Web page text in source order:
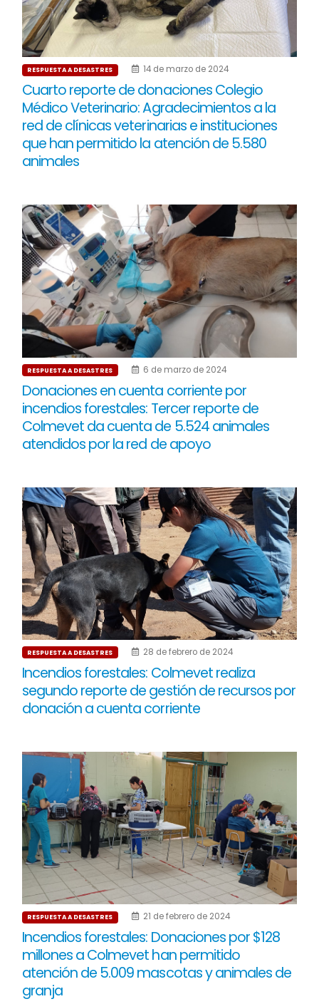
RESPUESTA A DESASTRES 14 de marzo de 2024
Cuarto reporte de donaciones Colegio
Médico Veterinario: Agradecimientos a la
red de clínicas veterinarias e instituciones
que han permitido la atención de 5.580
animales
RESPUESTA A DESASTRES 6 de marzo de 2024
Donaciones en cuenta corriente por
incendios forestales: Tercer reporte de
Colmevet da cuenta de 5.524 animales
atendidos por la red de apoyo
RESPUESTA A DESASTRES 28 de febrero de 2024
Incendios forestales: Colmevet realiza
segundo reporte de gestión de recursos por
donación a cuenta corriente
RESPUESTA A DESASTRES 21 de febrero de 2024
Incendios forestales: Donaciones por $128
millones a Colmevet han permitido
atención de 5.009 mascotas y animales de
granja